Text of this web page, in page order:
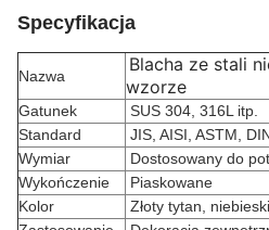
Specyfikacja
Nazwa
Blacha ze stali
wzorze
Gatunek
SUS 304, 316L itp.
Standard
JIS, AISI, ASTM,
Wymiar
Dostosowany do
Wykończenie
Piaskowane
Kolor
Złoty tytan,